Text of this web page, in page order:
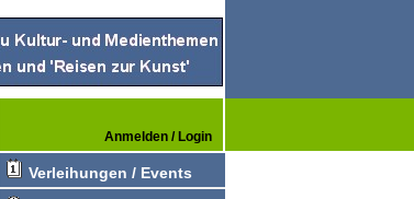
Anmelden / Login
Verleihungen / Events